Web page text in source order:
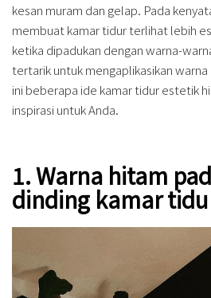
kesan muram dan gelap. Pada
membuat kamar tidur terlihat lebih
ketika dipadukan dengan warna-
tertarik untuk mengaplikasikan
ini beberapa ide kamar tidur estetik
inspirasi untuk Anda.
1. Warna hitam
dinding kamar